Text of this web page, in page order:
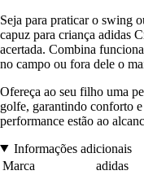
Seja para praticar o swing
capuz para criança adidas
acertada. Combina
no campo ou fora dele o
Ofereça ao seu filho uma
golfe, garantindo conforto
performance estão ao
Informações adicionais
Marca
adidas